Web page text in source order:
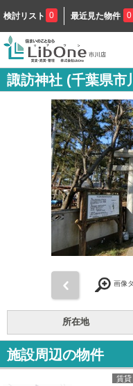
検討リスト 0 最近見た物件 0
諏訪神社 (千葉県市
画像
所在地
施設周辺の物件
賃貸